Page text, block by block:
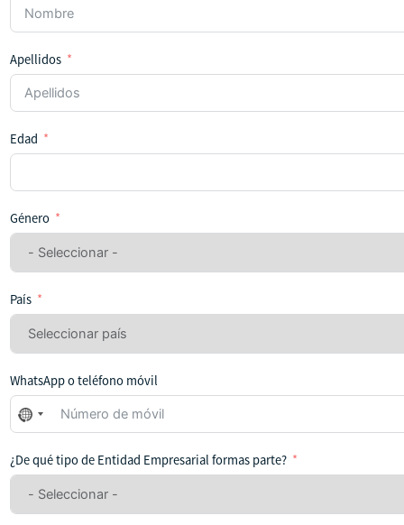
Apellidos
Edad
Género
País
WhatsApp o teléfono móvil
No
se
seleccionado
ningún
¿De qué tipo de Entidad Empresarial formas parte?